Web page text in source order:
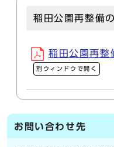
稲田公園再整備
稲田公園再
別ウィンドウで開く
お問い合わせ先